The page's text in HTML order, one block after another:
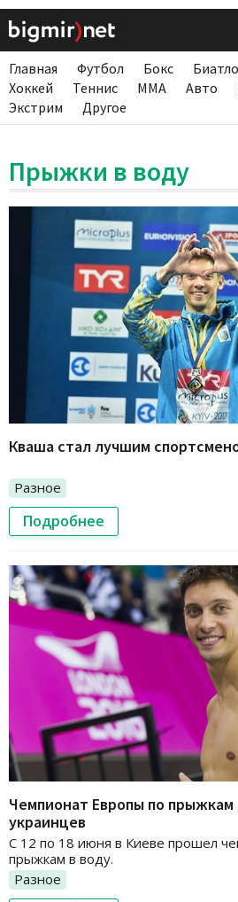
Главная Футбол Бокс
Хоккей
Теннис ММА Авто
Экстрим
Другое
Прыжки в воду
Кваша стал лучшим
Разное
Подробнее
Чемпионат Европы по прыжкам
украинцев
С 12 по 18 июня в Киеве прошел
прыжкам в воду.
Разное